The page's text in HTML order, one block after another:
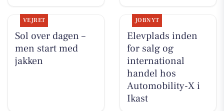
VEJRET
Sol over dagen –
men start med
jakken
JOBNYT
Elevplads inden
for salg og
international
handel hos
Automobility-X i
Ikast